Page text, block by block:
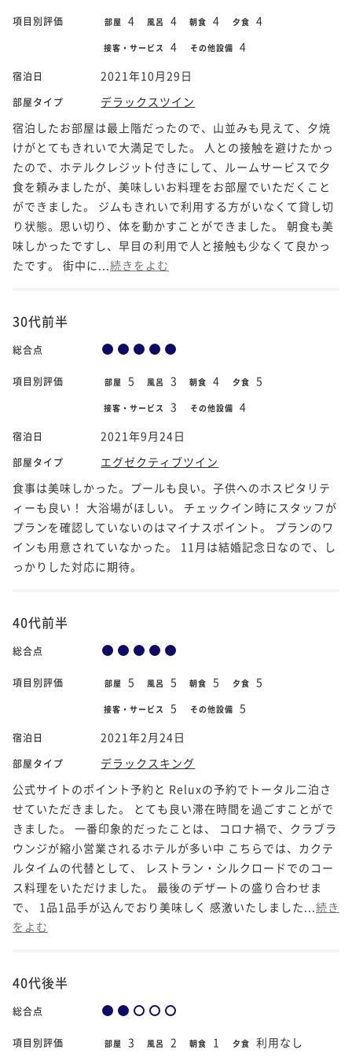
項目別評価 部屋 4 風呂 4 朝食 4 夕食 4
接客・サービス 4 その他設備 4
宿泊日 2021年10月29日
部屋タイプ
デラックスツイン
宿泊したお部屋は最上階だったので、山並みも見えて、夕焼
けがとてもきれいで大満足でした。 人との接触を避けたかっ
たので、ホテルクレジット付きにして、ルームサービスで夕
食を頼みましたが、美味しいお料理をお部屋でいただくこと
ができました。 ジムもきれいで利用する方がいなくて貸し切
り状態。思い切り、体を動かすことができました。 朝食も美
味しかったですし、早目の利用で人と接触も少なくて良かっ
たです。 街中に... 続きをよむ
30代前半
総合点
項目別評価 部屋 5 風呂 3 朝食 4 夕食 5
接客・サービス 3 その他設備 4
宿泊日 2021年9月24日
部屋タイプ
エグゼクティブツイン
食事は美味しかった。プールも良い。子供へのホスピタリテ
ィーも良い！ 大浴場がほしい。 チェックイン時にスタッフが
プランを確認していないのはマイナスポイント。 プランのワ
インも用意されていなかった。 11月は結婚記念日なので、し
っかりした対応に期待。
40代前半
総合点
項目別評価 部屋 5 風呂 5 朝食 5 夕食 5
接客・サービス 5 その他設備 5
宿泊日 2021年2月24日
部屋タイプ
デラックスキング
公式サイトのポイント予約と Reluxの予約でトータル二泊さ
せていただきました。 とても良い滞在時間を過ごすことがで
きました。 一番印象的だったことは、 コロナ禍で、クラブラ
ウンジが縮小営業されるホテルが多い中 こちらでは、カクテ
ルタイムの代替として、 レストラン・シルクロードでのコー
ス料理をいただけました。 最後のデザートの盛り合わせま
で、 1品1品手が込んでおり美味しく 感激いたしました... 続き
をよむ
40代後半
総合点
項目別評価 部屋 3 風呂 2 朝食 1 夕食 利用なし